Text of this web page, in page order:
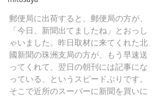
郵便局に出荷すると、郵便局の方が、
「今日、新聞出てましたね」とおっし
ゃいました。昨日取材に来てくれた北
國新聞の珠洲支局の方が、もう早速送
ってくれて、翌日の朝刊には記事にな
っている、というスピードぶりです。
そこで近所のスーパーに新聞を買いに